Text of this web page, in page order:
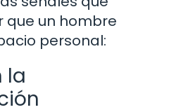
que un hombre
personal:
la